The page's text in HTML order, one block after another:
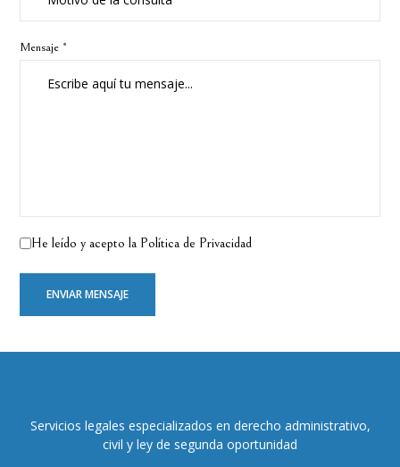
Mensaje *
He leído y acepto la Política de Privacidad
favor,
Servicios legales especializados en derecho administrativo,
civil y ley de segunda oportunidad